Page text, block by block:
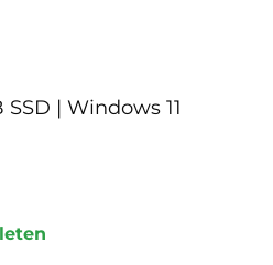
SSD | Windows 11